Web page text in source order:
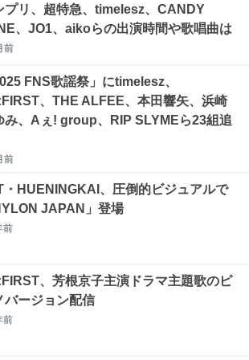
プリ、超特急、timelesz、CANDY
、JO1、aikoらの出演時間や歌唱曲は
前
FNS歌謡祭」にtimelesz、
、THE ALFEE、本田響矢、浜崎
み、Aぇ! group、RIP SLYMEら23組追
前
・HUENINGKAI、圧倒的ビジュアルで
JAPAN」登場
前
、芳根京子主演ドラマ主題歌のピ
バージョン配信
前